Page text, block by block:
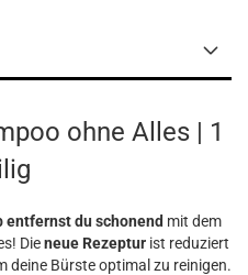
ohne Alles | 1
entfernst du schonend mit dem
Dieneue Rezeptur ist reduziert
Bürste optimal zu reinigen.